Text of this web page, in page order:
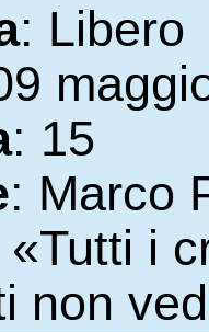
: Libero
: 15
: Marco
«Tutti i
non